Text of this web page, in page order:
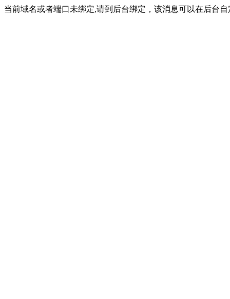
当前域名或者端口未绑定,请到后台绑定，该消息可以在后台自